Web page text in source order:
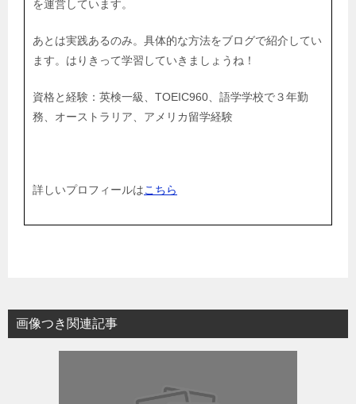
を運営しています。
あとは実践あるのみ。具体的な方法をブログで紹介してい
ます。はりきって学習していきましょうね！
資格と経験：英検一級、TOEIC960、語学学校で３年勤
務、オーストラリア、アメリカ留学経験
詳しいプロフィールはこちら
画像つき関連記事